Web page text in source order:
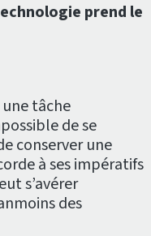
prend le
tâche
de se
conserver une
à ses impératifs
s’avérer
des